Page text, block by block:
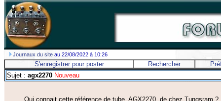
Journaux du site au 22/08/2022 à 10:26
S'enregistrer pour poster Rechercher
Sujet : agx2270 Nouveau
Qui connait cette référence de tube, AGX2270, de chez Tungsram ?